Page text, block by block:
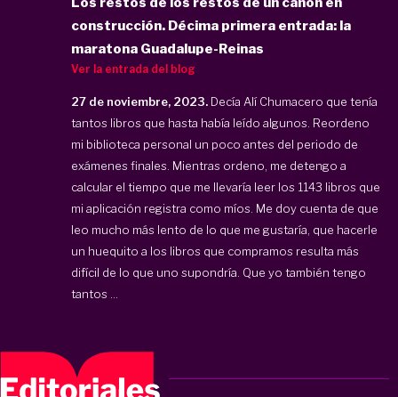
construcción. Décima primera entrada: la
maratona Guadalupe-Reinas
Ver la entrada del blog
27 de noviembre, 2023. Decía Alí Chumacero que tenía
tantos libros que hasta había leído algunos. Reordeno
mi biblioteca personal un poco antes del periodo de
exámenes finales. Mientras ordeno, me detengo a
calcular el tiempo que me llevaría leer los 1143 libros que
mi aplicación registra como míos. Me doy cuenta de que
leo mucho más lento de lo que me gustaría, que hacerle
un huequito a los libros que compramos resulta más
difícil de lo que uno supondría. Que yo también tengo
tantos ...